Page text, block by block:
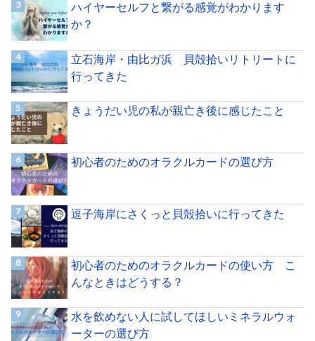
ハイヤーセルフと繋がる感覚がわかります
か？
立石海岸・由比ガ浜 貝殻拾いリトリートに
行ってきた
きょうだい児の私が親亡き後に感じたこと
初心者のためのオラクルカードの選び方
逗子海岸にさくっと貝殻拾いに行ってきた
初心者のためのオラクルカードの使い方 こ
んなときはどうする？
水を飲めない人に試してほしいミネラルウォ
ーターの選び方